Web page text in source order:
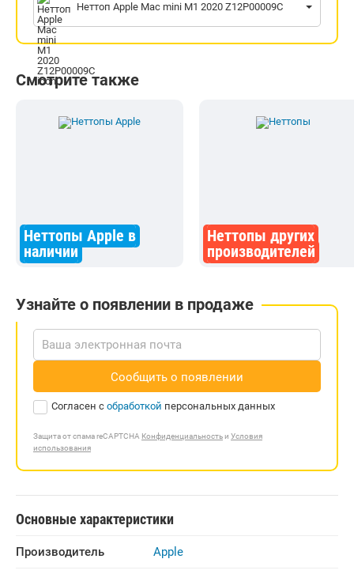
Неттоп Apple Mac mini M1 2020 Z12P00009C
Смотрите также
Неттопы Apple в
наличии
Неттопы других
производителей
Узнайте о появлении в продаже
Сообщить о появлении
Согласен с обработкой персональных данных
Защита от спама reCAPTCHA Конфиденциальностьи Условия
использования
Основные характеристики
Производитель Apple